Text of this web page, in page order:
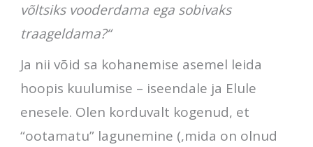
võltsiks vooderdama ega sobivaks
traageldama?“
Ja nii võid sa kohanemise asemel leida
hoopis kuulumise – iseendale ja Elule
enesele. Olen korduvalt kogenud, et
“ootamatu” lagunemine (,mida on olnud